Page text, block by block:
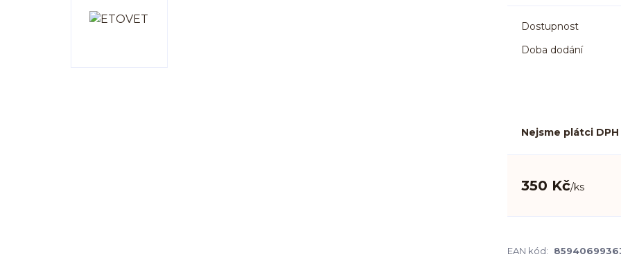
Dostupnost
Doba dodání
Nejsme plátci DPH
350 Kč/ks
EAN kód: